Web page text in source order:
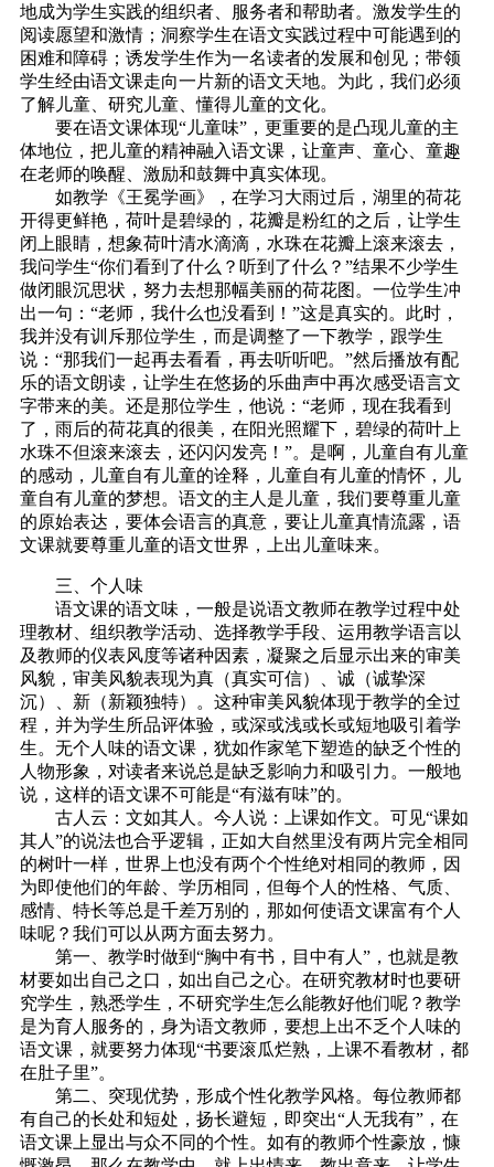
地成为学生实践的组织者、服务者和帮助者。激发学生的
阅读愿望和激情；洞察学生在语文实践过程中可能遇到的
困难和障碍；诱发学生作为一名读者的发展和创见；带领
学生经由语文课走向一片新的语文天地。为此，我们必须
了解儿童、研究儿童、懂得儿童的文化。
要在语文课体现“儿童味”，更重要的是凸现儿童的主
体地位，把儿童的精神融入语文课，让童声、童心、童趣
在老师的唤醒、激励和鼓舞中真实体现。
如教学《王冕学画》，在学习大雨过后，湖里的荷花
开得更鲜艳，荷叶是碧绿的，花瓣是粉红的之后，让学生
闭上眼睛，想象荷叶清水滴滴，水珠在花瓣上滚来滚去，
我问学生“你们看到了什么？听到了什么？”结果不少学生
做闭眼沉思状，努力去想那幅美丽的荷花图。一位学生冲
出一句：“老师，我什么也没看到！”这是真实的。此时，
我并没有训斥那位学生，而是调整了一下教学，跟学生
说：“那我们一起再去看看，再去听听吧。”然后播放有配
乐的语文朗读，让学生在悠扬的乐曲声中再次感受语言文
字带来的美。还是那位学生，他说：“老师，现在我看到
了，雨后的荷花真的很美，在阳光照耀下，碧绿的荷叶上
水珠不但滚来滚去，还闪闪发亮！”。是啊，儿童自有儿童
的感动，儿童自有儿童的诠释，儿童自有儿童的情怀，儿
童自有儿童的梦想。语文的主人是儿童，我们要尊重儿童
的原始表达，要体会语言的真意，要让儿童真情流露，语
文课就要尊重儿童的语文世界，上出儿童味来。
三、个人味
语文课的语文味，一般是说语文教师在教学过程中处
理教材、组织教学活动、选择教学手段、运用教学语言以
及教师的仪表风度等诸种因素，凝聚之后显示出来的审美
风貌，审美风貌表现为真（真实可信）、诚（诚挚深
沉）、新（新颖独特）。这种审美风貌体现于教学的全过
程，并为学生所品评体验，或深或浅或长或短地吸引着学
生。无个人味的语文课，犹如作家笔下塑造的缺乏个性的
人物形象，对读者来说总是缺乏影响力和吸引力。一般地
说，这样的语文课不可能是“有滋有味”的。
古人云：文如其人。今人说：上课如作文。可见“课如
其人”的说法也合乎逻辑，正如大自然里没有两片完全相同
的树叶一样，世界上也没有两个个性绝对相同的教师，因
为即使他们的年龄、学历相同，但每个人的性格、气质、
感情、特长等总是千差万别的，那如何使语文课富有个人
味呢？我们可以从两方面去努力。
第一、教学时做到“胸中有书，目中有人”，也就是教
材要如出自己之口，如出自己之心。在研究教材时也要研
究学生，熟悉学生，不研究学生怎么能教好他们呢？教学
是为育人服务的，身为语文教师，要想上出不乏个人味的
语文课，就要努力体现“书要滚瓜烂熟，上课不看教材，都
在肚子里”。
第二、突现优势，形成个性化教学风格。每位教师都
有自己的长处和短处，扬长避短，即突出“人无我有”，在
语文课上显出与众不同的个性。如有的教师个性豪放，慷